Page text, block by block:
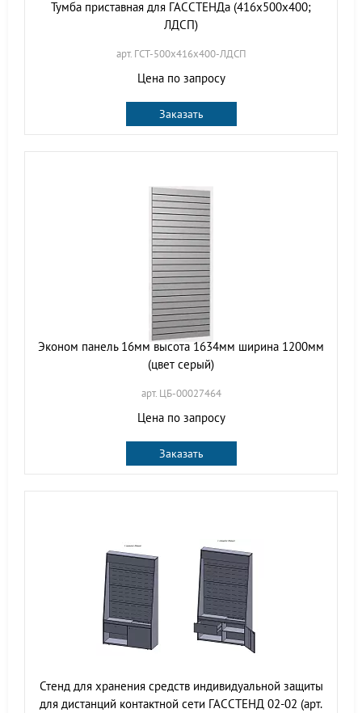
Тумба приставная для ГАССТЕНДа (416х500х400;
ЛДСП)
арт. ГСТ-500х416х400-ЛДСП
Цена по запросу
Заказать
Эконом панель 16мм высота 1634мм ширина 1200мм
(цвет серый)
арт. ЦБ-00027464
Цена по запросу
Заказать
Стенд для хранения средств индивидуальной защиты
для дистанций контактной сети ГАССТЕНД 02-02 (арт.